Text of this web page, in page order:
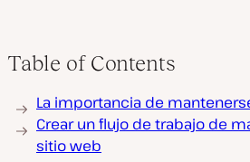
Table of Contents
La importancia de
Crear un flujo de trabajo de
sitio web